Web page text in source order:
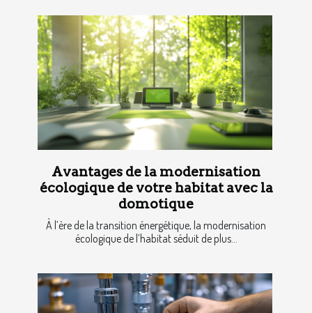
Avantages de la modernisation
écologique de votre habitat avec la
domotique
À l’ère de la transition énergétique, la modernisation
écologique de l’habitat séduit de plus...